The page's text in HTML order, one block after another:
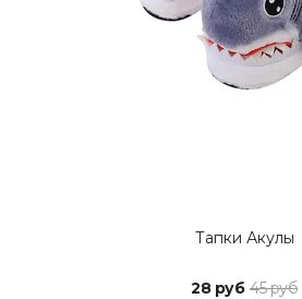
Тапки Акулы
28 руб 45 руб